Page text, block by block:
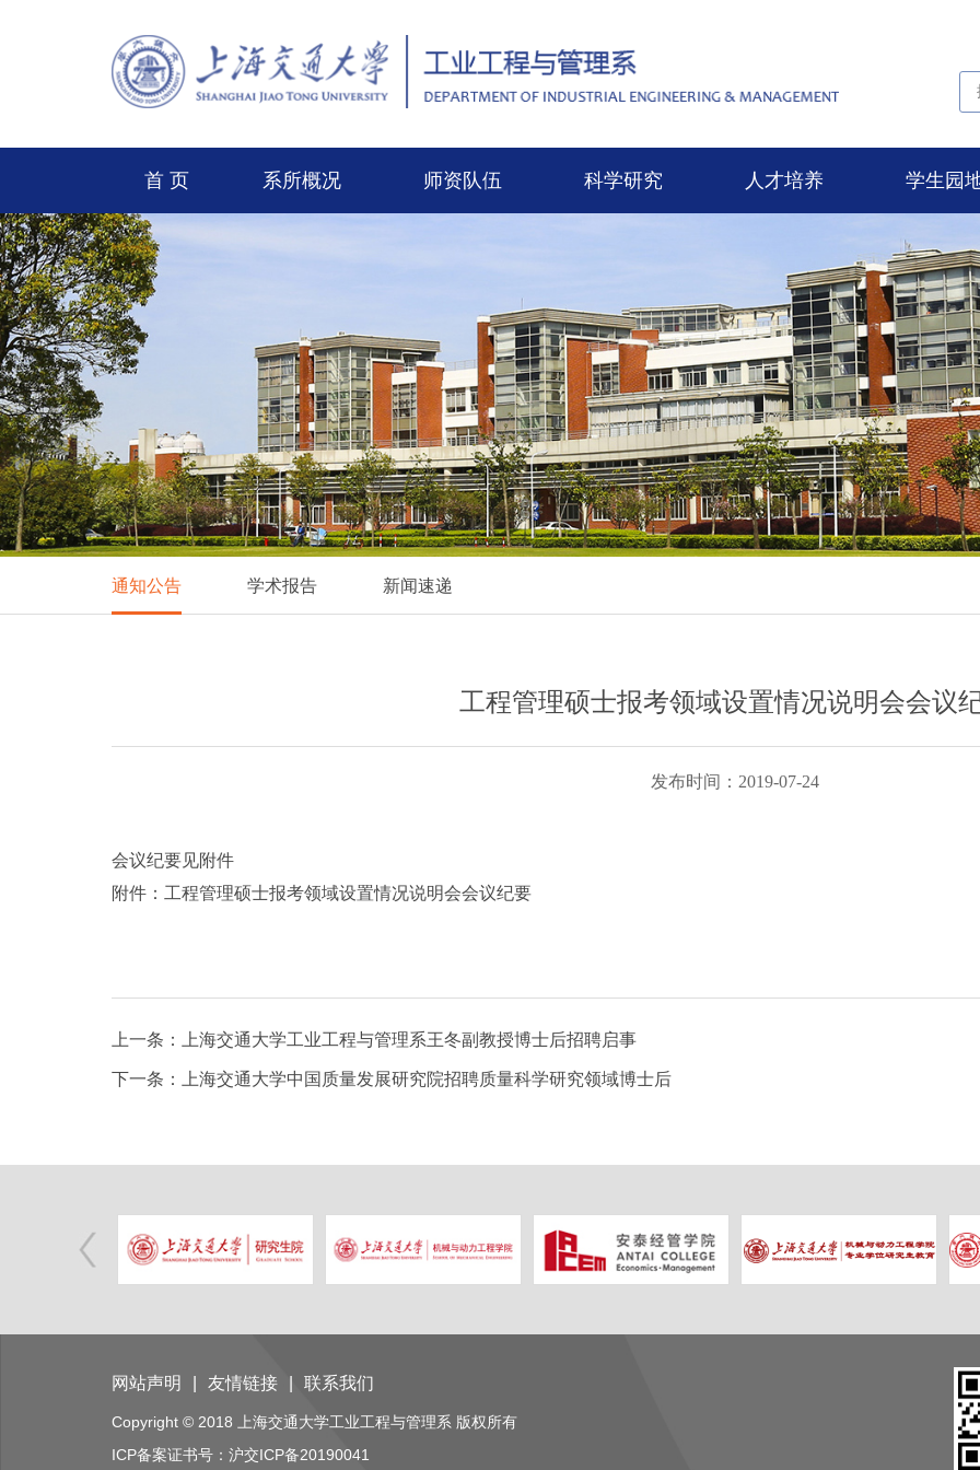
首 页 系所概况 师资队伍 科学研究 人才培养 学生园
通知公告 学术报告 新闻速递
工程管理硕士报考领域设置情况说明会会议
发布时间：2019-07-24
会议纪要见附件
附件： 工程管理硕士报考领域设置情况说明会会议纪要
上一条：上海交通大学工业工程与管理系王冬副教授博士后招聘启事
下一条：上海交通大学中国质量发展研究院招聘质量科学研究领域博士后
网站声明 友情链接 联系我们
Copyright © 2018 上海交通大学工业工程与管理系 版权所有
ICP备案证书号： 沪交ICP备20190041